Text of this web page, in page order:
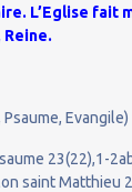
L’Eglise fait
Evangile)
23(22),1-
saint Matthieu